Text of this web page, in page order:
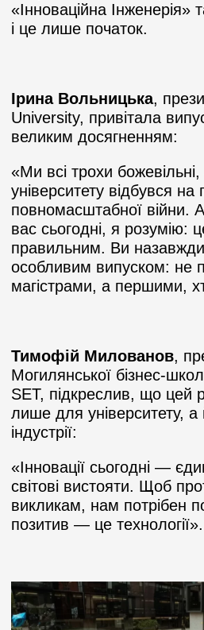
«Інноваційна Інженерія»
і це лише початок.
Ірина Вольницька,
University, привітала
великим досягненням:
«Ми всі трохи
університету відбувся на
повномасштабної війни.
вас сьогодні, я розумію:
правильним. Ви
особливим випуском: не
магістрами, а першими,
Тимофій Милованов,
Могилянської бізнес-
SET, підкреслив, що цей
лише для університету, а
індустрії:
«Інновації сьогодні —
світові вистояти. Щоб
викликам, нам потрібен
позитив — це технології».